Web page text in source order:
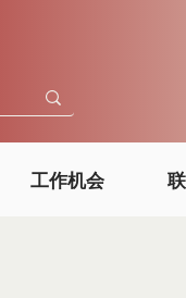
工作机会